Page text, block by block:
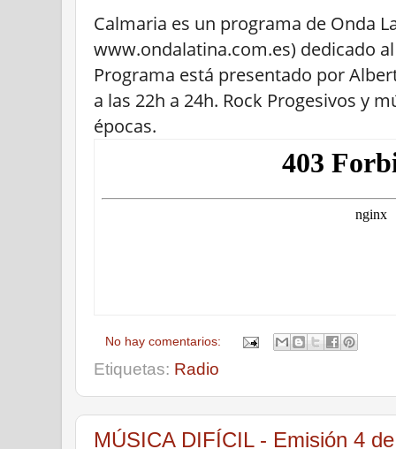
Calmaria es un programa de Onda
www.ondalatina.com.es) dedicado
Programa está presentado por
a las 22h a 24h. Rock Progesivos y
épocas.
No hay comentarios:
Etiquetas: Radio
MÚSICA DIFÍCIL - Emisión 4